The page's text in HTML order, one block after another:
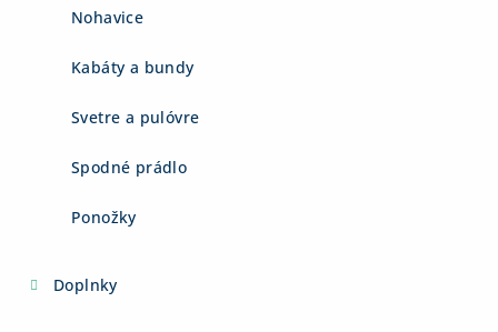
Nohavice
Kabáty a bundy
Svetre a pulóvre
Spodné prádlo
Ponožky
Doplnky